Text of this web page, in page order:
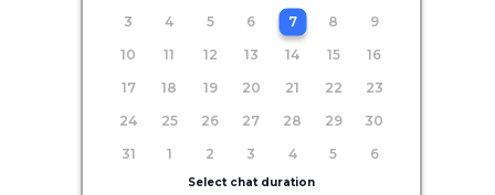
3
4 5 6 7 8
9
10
11 12 13 14 15
16
17
18 19 20 21 22
23
24
25 26 27 28 29
30
31
1 2 3 4 5 6
Select chat duration